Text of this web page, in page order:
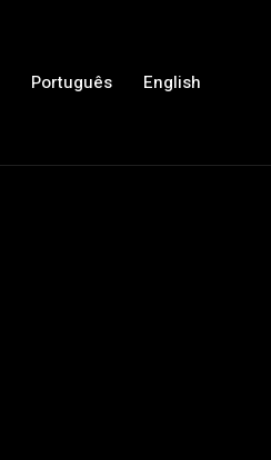
Português English